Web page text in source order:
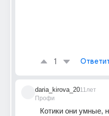
1
daria_kirova_20
Профи
11лет
Котики они умные,